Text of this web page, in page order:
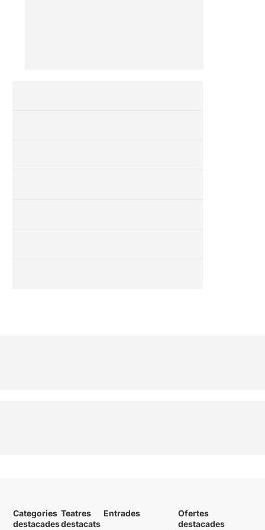
Categories
destacades
Teatres
destacats
Entrades
Ofertes
destacades